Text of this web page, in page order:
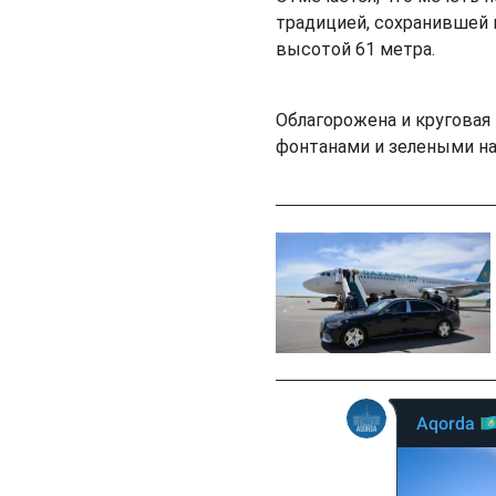
традицией,
высотой 61 метра.
Облагорожена и
фонтанами и зелеными